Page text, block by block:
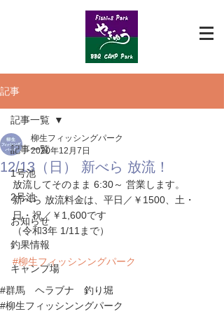
記事
記事一覧
1号池
2号池
お知らせ
釣果情報
キャンプ場
記事一覧
12/13（日） 新べら 放流！
柳生フィッシングパーク
2020年12月7日
放流してそのまま 6:30～ 営業します。
新べら 放流料金は、平日／￥1500、土・
日・祝／￥1,600です
（令和3年 1/11まで）
#柳生フィッシンングパーク
#群馬 ヘラブナ 釣り堀
#柳生フィッシンングパーク